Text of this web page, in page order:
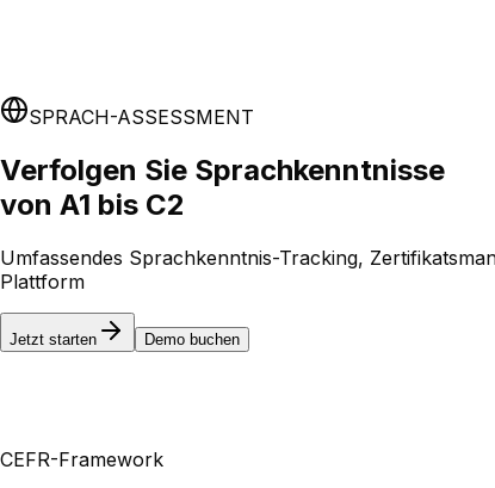
SPRACH-ASSESSMENT
Verfolgen Sie Sprachkenntnisse
von A1 bis C2
Umfassendes Sprachkenntnis-Tracking,
Plattform
Jetzt starten Demo buchen
CEFR-Framework